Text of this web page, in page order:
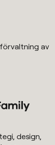
av
design,